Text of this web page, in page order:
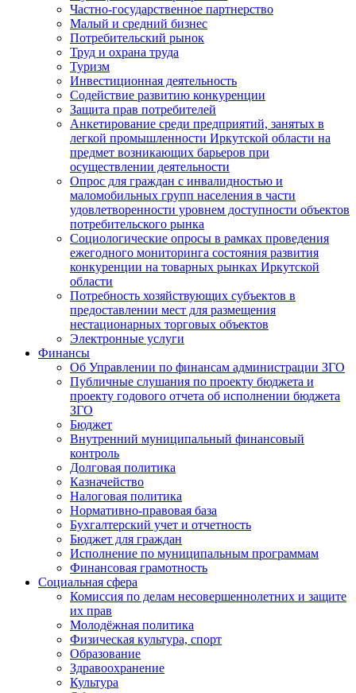
Частно-государственное партнерство
Малый и средний бизнес
Потребительский рынок
Труд и охрана труда
Туризм
Инвестиционная деятельность
Содействие развитию конкуренции
Защита прав потребителей
Анкетирование среди предприятий, занятых в
легкой промышленности Иркутской области на
предмет возникающих барьеров при
осуществлении деятельности
Опрос для граждан с инвалидностью и
маломобильных групп населения в части
удовлетворенности уровнем доступности объектов
потребительского рынка
Социологические опросы в рамках проведения
ежегодного мониторинга состояния развития
конкуренции на товарных рынках Иркутской
области
Потребность хозяйствующих субъектов в
предоставлении мест для размещения
нестационарных торговых объектов
Электронные услуги
Финансы
Об Управлении по финансам администрации ЗГО
Публичные слушания по проекту бюджета и
проекту годового отчета об исполнении бюджета
ЗГО
Бюджет
Внутренний муниципальный финансовый
контроль
Долговая политика
Казначейство
Налоговая политика
Нормативно-правовая база
Бухгалтерский учет и отчетность
Бюджет для граждан
Исполнение по муниципальным программам
Финансовая грамотность
Социальная сфера
Комиссия по делам несовершеннолетних и защите
их прав
Молодёжная политика
Физическая культура, спорт
Образование
Здравоохранение
Культура